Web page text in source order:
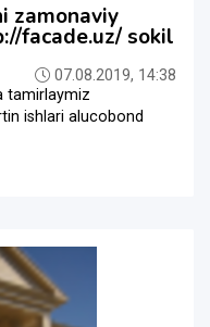
zamonaviy
facade.uz/ sokil
07.08.2019, 14:38
tamirlaymiz
ishlari alucobond